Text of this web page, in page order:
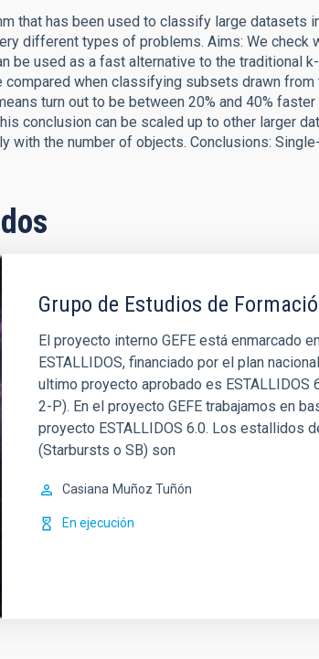
that has been used to classify large datasets
different types of problems. Aims: We check
be used as a fast alternative to the traditional
when classifying subsets drawn from
turn out to be between 20% and 40%
conclusion can be scaled up to other larger
with the number of objects. Conclusions:
Grupo de Estudios de
El proyecto interno GEFE está enmarcado
ESTALLIDOS, financiado por el plan
ultimo proyecto aprobado es ESTALLIDOS
2-P). En el proyecto GEFE trabajamos en
proyecto ESTALLIDOS 6.0. Los estallidos
(Starbursts o SB) son
Casiana Muñoz Tuñón
En ejecución